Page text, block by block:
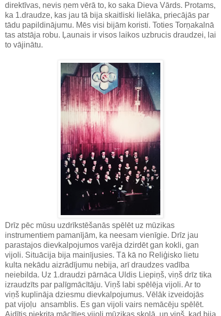
direktīvas, nevis ņem vērā to, ko saka Dieva Vārds. Protams,
ka 1.draudze, kas jau tā bija skaitliski lielāka, priecājās par
tādu papildinājumu. Mēs visi bijām koristi. Toties Torņakalnā
tas atstāja robu. Ļaunais ir visos laikos uzbrucis draudzei, lai
to vājinātu.
Drīz pēc mūsu uzdrīkstēšanās spēlēt uz mūzikas
instrumentiem pamanījām, ka neesam vienīgie. Drīz jau
parastajos dievkalpojumos varēja dzirdēt gan kokli, gan
vijoli. Situācija bija mainījusies. Tā kā no Reliģisko lietu
kulta nekādu aizrādījumu nebija, arī draudzes vadība
neiebilda. Uz 1.draudzi pārnāca Uldis Liepiņš, viņš drīz tika
izraudzīts par palīgmācītāju. Viņš labi spēlēja vijoli. Ar to
viņš kuplināja dziesmu dievkalpojumus. Vēlāk izveidojās
pat vijoļu ansamblis. Es gan vijoli vairs nemācēju spēlēt.
Aidītis piekrita mācīties vijoli mūzikas skolā, un viņš, kad bija